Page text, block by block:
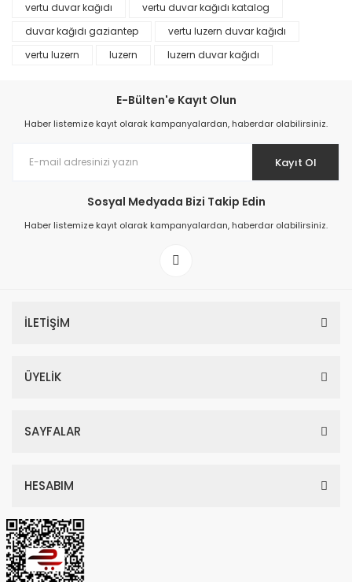
Prime ArtDECO Duvar Kağıdı Tutkalı 500 gr
199,00 TL
vertu duvar kağıdı
vertu duvar kağıdı katalog
duvar kağıdı gaziantep
vertu luzern duvar kağıdı
vertu luzern
luzern luzern duvar kağıdı
E-Bülten'e Kayıt Olun
Haber listemize kayıt olarak kampanyalardan, haberdar olabilirsiniz.
Kayıt Ol
Sosyal Medyada Bizi Takip Edin
Haber listemize kayıt olarak kampanyalardan, haberdar olabilirsiniz.
İLETİŞİM
ÜYELİK
SAYFALAR
HESABIM